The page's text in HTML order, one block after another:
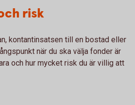
risk
kontantinsatsen till en bostad eller
när du ska välja fonder är
och hur mycket risk du är villig att